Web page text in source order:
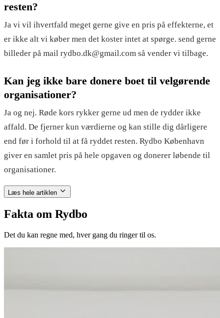
resten?
Ja vi vil ihvertfald meget gerne give en pris på effekterne, et
er ikke alt vi køber men det koster intet at spørge. send gerne
billeder på mail rydbo.dk@gmail.com så vender vi tilbage.
Kan jeg ikke bare donere boet til velgørende
organisationer?
Ja og nej. Røde kors rykker gerne ud men de rydder ikke
affald. De fjerner kun værdierne og kan stille dig dårligere
end før i forhold til at få ryddet resten. Rydbo København
giver en samlet pris på hele opgaven og donerer løbende til
organisationer.
Læs hele artiklen
Fakta om Rydbo
Det du kan regne med, hver gang du ringer til os.